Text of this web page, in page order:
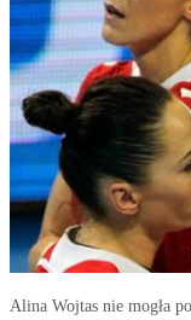
Alina Wojtas nie mogła